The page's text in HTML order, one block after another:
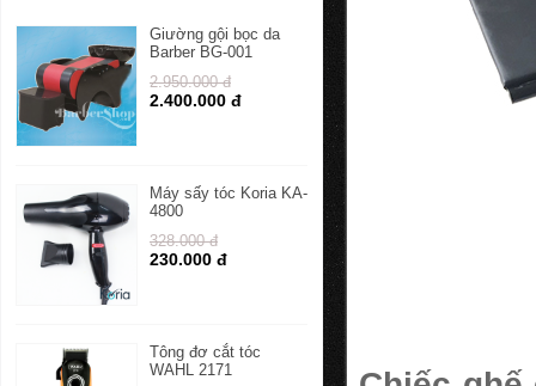
Giường gội bọc da
Barber BG-001
2.950.000 đ
2.400.000 đ
Máy sấy tóc Koria KA-
4800
328.000 đ
230.000 đ
Tông đơ cắt tóc
WAHL 2171